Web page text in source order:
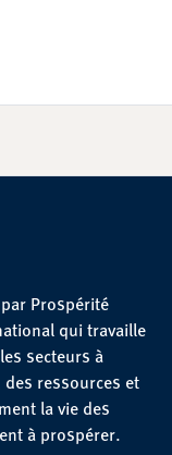
Prospérité
qui travaille
secteurs à
ressources et
la vie des
à prospérer.